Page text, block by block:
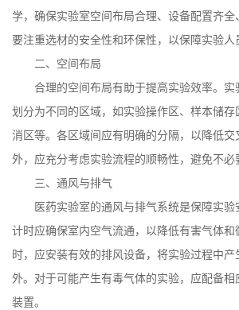
学，确保实验室空间布局合理、设备配置齐全
要注重选材的安全性和环保性，以保障实验人
二、空间布局
合理的空间布局有助于提高实验效率。实
划分为不同的区域，如实验操作区、样本储
消区等。各区域间应有明确的分隔，以降低
外，应充分考虑实验流程的顺畅性，避免不必
三、通风与排气
医药实验室的通风与排气系统是保障实
计时应确保室内空气流通，以降低有害气体和
时，应安装有效的排风设备，将实验过程中
外。对于可能产生有毒气体的实验，应配备
装置。